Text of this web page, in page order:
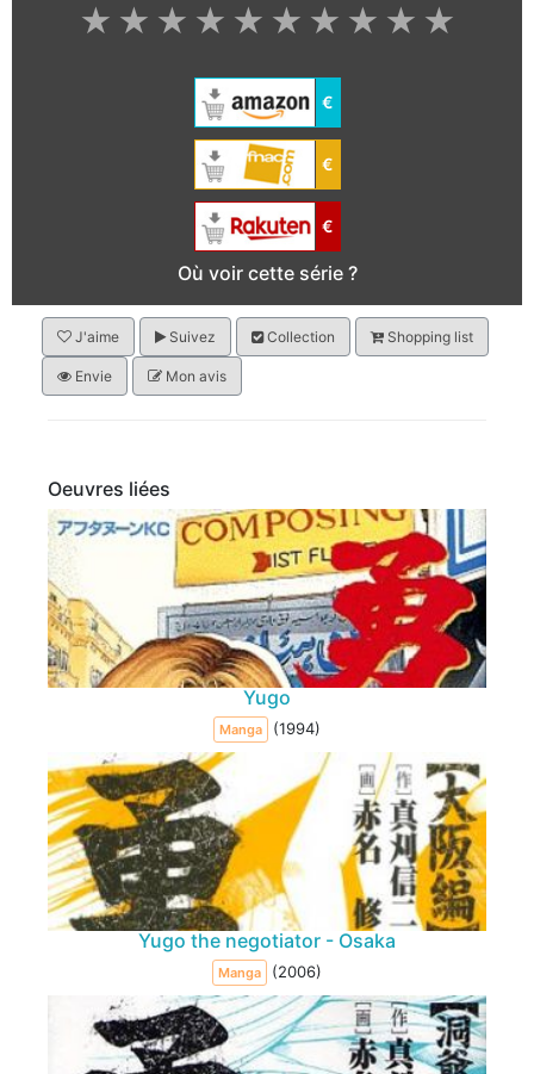
★
★
★
★
★
★
★
★
★
★
€
€
€
Où voir cette série ?
J'aime Suivez Collection Shopping list
Envie Mon avis
Oeuvres liées
Yugo
Manga (1994)
Yugo the negotiator - Osaka
Manga (2006)